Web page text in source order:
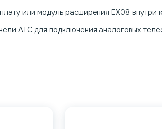
или модуль расширения EX08,
АТС для подключения аналоговых